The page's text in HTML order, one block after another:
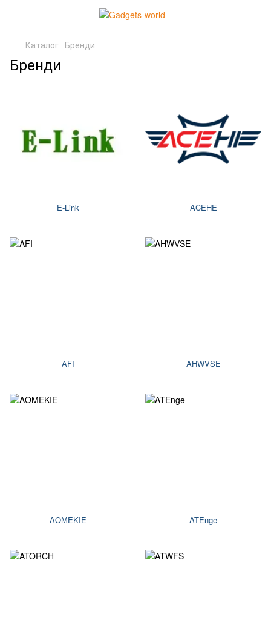
Каталог Бренди
Бренди
E-Link ACEHE
AFI AHWVSE
AOMEKIE ATEnge